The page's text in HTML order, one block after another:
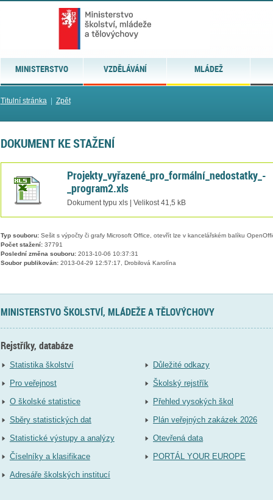
MINISTERSTVO VZDĚLÁVÁNÍ MLÁDEŽ
Titulní stránka| Zpět
DOKUMENT KE STAŽENÍ
Projekty_vyřazené_pro_formální_nedostatky_-
_program2.xls
Dokument typu xls | Velikost 41,5 kB
Typ souboru:Sešit s výpočty či grafy Microsoft Office, otevřít lze v kancelářském balíku
Počet stažení:37791
Poslední změna souboru:2013-10-06 10:37:31
Soubor publikován:2013-04-29 12:57:17, Drobilová Karolína
MINISTERSTVO ŠKOLSTVÍ, MLÁDEŽE A TĚLOVÝCHOVY
Rejstříky, databáze
Statistika školství
Pro veřejnost
O školské statistice
Sběry statistických dat
Statistické výstupy a analýzy
Číselníky a klasifikace
Adresáře školských institucí
Důležité odkazy
Školský rejstřík
Přehled vysokých škol
Plán veřejných zakázek 2026
Otevřená data
PORTÁL YOUR EUROPE